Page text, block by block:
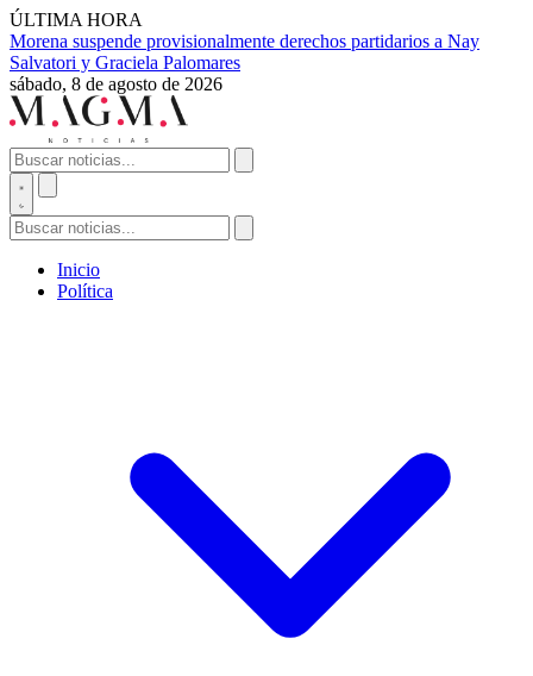
ÚLTIMA HORA
Morena suspende provisionalmente derechos partidarios a Nay
Salvatori y Graciela Palomares
sábado, 8 de agosto de 2026
Inicio
Política